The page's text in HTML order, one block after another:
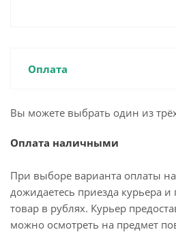
Оплата
Вы можете выбрать один из
Оплата наличными
При выборе варианта оплаты
дожидаетесь приезда курьера и
товар в рублях. Курьер
можно осмотреть на предмет